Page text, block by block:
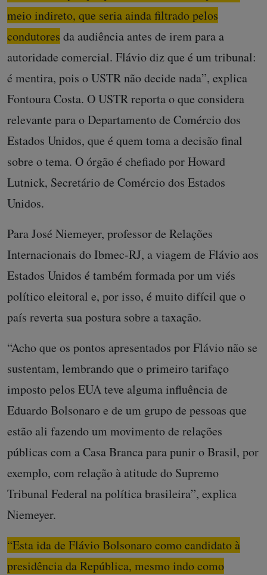
meio indireto, que seria ainda filtrado pelos
condutores da audiência antes de irem para a
autoridade comercial. Flávio diz que é um tribunal:
é mentira, pois o USTR não decide nada”, explica
Fontoura Costa. O USTR reporta o que considera
relevante para o Departamento de Comércio dos
Estados Unidos, que é quem toma a decisão final
sobre o tema. O órgão é chefiado por Howard
Lutnick, Secretário de Comércio dos Estados
Unidos.
Para José Niemeyer, professor de Relações
Internacionais do Ibmec-RJ, a viagem de Flávio aos
Estados Unidos é também formada por um viés
político eleitoral e, por isso, é muito difícil que o
país reverta sua postura sobre a taxação.
“Acho que os pontos apresentados por Flávio não se
sustentam, lembrando que o primeiro tarifaço
imposto pelos EUA teve alguma influência de
Eduardo Bolsonaro e de um grupo de pessoas que
estão ali fazendo um movimento de relações
públicas com a Casa Branca para punir o Brasil, por
exemplo, com relação à atitude do Supremo
Tribunal Federal na política brasileira”, explica
Niemeyer.
“Esta ida de Flávio Bolsonaro como candidato à
presidência da República, mesmo indo como